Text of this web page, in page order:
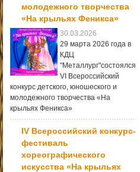
молодежного творчества
«На крыльях Феникса»
30.03.2026
29 марта 2026 года в
КДЦ
"Металлург"состоялся
VI Всероссийский
конкурс детского, юношеского и
молодежного творчества «На
крыльях Феникса»
IV Всероссийский конкурс-
фестиваль
хореографического
искусства «На крыльях